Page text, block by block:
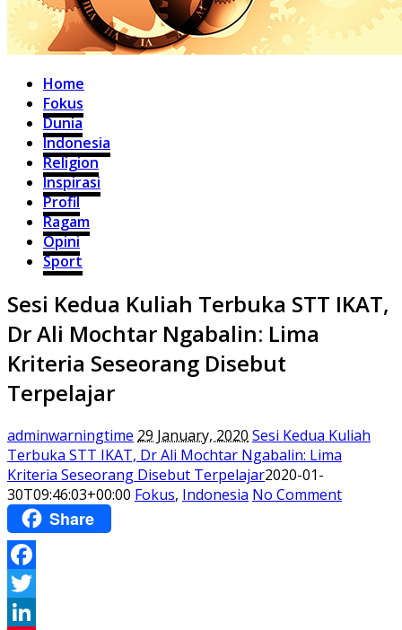
Home
Fokus
Dunia
Indonesia
Religion
Inspirasi
Profil
Ragam
Opini
Sport
Sesi Kedua Kuliah Terbuka STT IKAT,
Dr Ali Mochtar Ngabalin: Lima
Kriteria Seseorang Disebut
Terpelajar
adminwarningtime 29 January, 2020 Sesi Kedua Kuliah
Terbuka STT IKAT, Dr Ali Mochtar Ngabalin: Lima
Kriteria Seseorang Disebut Terpelajar2020-01-
30T09:46:03+00:00 Fokus, Indonesia No Comment
Share
Facebook
Twitter